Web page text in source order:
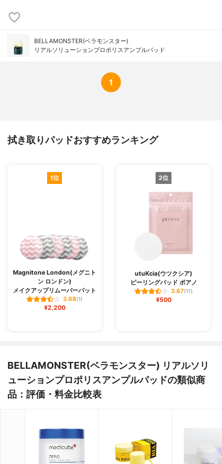
BELLAMONSTER(ベラモンスター)
リアルソリューションプロポリスアンプルパッド
1
拭き取りパッドおすすめランキング
1位
Magnitone London(メグニト
ン ロンドン)
メイクアップリムーバーパット
3.68(1)
¥2,200
2位
utuKcia(ウツクシア)
ピーリングパッド ポアノ
3.67(11)
¥500
BELLAMONSTER(ベラモンスター) リアルソリ
ューションプロポリスアンプルパッドの類似商
品：評価・料金比較表